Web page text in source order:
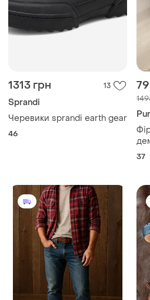
1313 грн 13
Sprandi
Черевики sprandi earth gear
46
37